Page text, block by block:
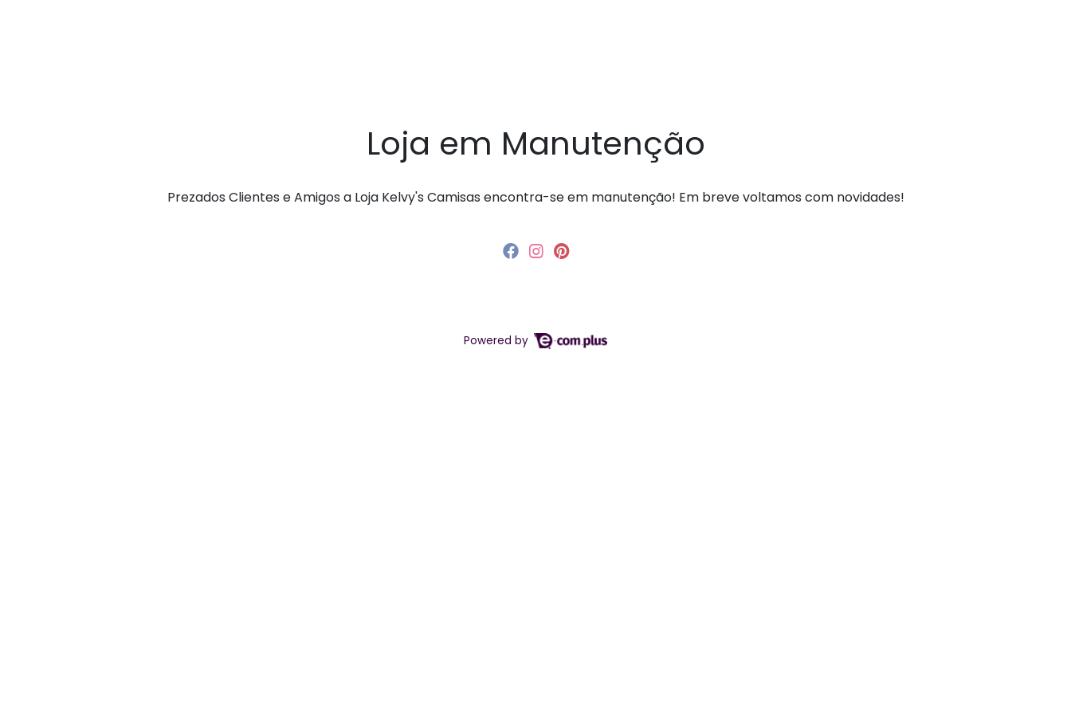
Loja em Manutenção
P rezados Clientes e Amigos a Loja Kelvy's Camisas encontra-se em manutenção! Em breve voltamos com novidades!
Powered by